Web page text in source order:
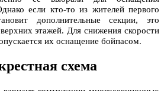
если кто-то из жителей первого
дополнительные секции, это
этажей. Для снижения скорости
их оснащение бойпасом.
схема